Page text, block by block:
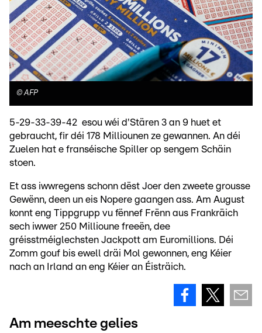
©AFP
5-29-33-39-42 esou wéi d'Stären 3 an 9 huet et
gebraucht, fir déi 178 Milliounen ze gewannen. An déi
Zuelen hat e franséische Spiller op sengem Schäin
stoen.
Et ass iwwregens schonn dëst Joer den zweete grousse
Gewënn, deen un eis Nopere gaangen ass. Am August
konnt eng Tippgrupp vu fënnef Frënn aus Frankräich
sech iwwer 250 Millioune freeën, dee
gréisstméiglechsten Jackpott am Euromillions. Déi
Zomm gouf bis ewell dräi Mol gewonnen, eng Kéier
nach an Irland an eng Kéier an Éisträich.
Am meeschte gelies